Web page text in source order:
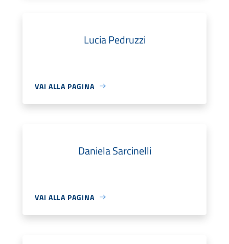
Lucia Pedruzzi
VAI ALLA PAGINA
Daniela Sarcinelli
VAI ALLA PAGINA